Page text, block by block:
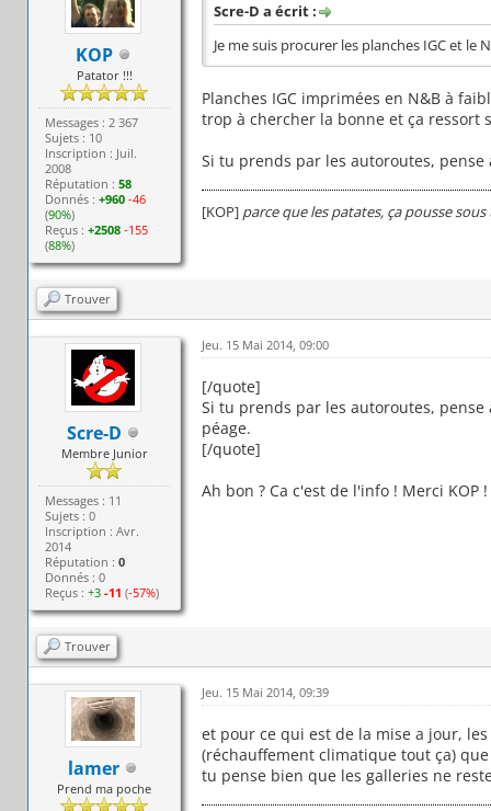
KOP
Patator !!!
Messages : 2 367
Sujets : 10
Inscription : Juil.
2008
Réputation :58
Donnés :+960 -46
(90%)
Reçus :+2508 -155
(88%)
Scre-D a écrit :
Je me suis procurer les planches IGC et
Planches IGC imprimées en N&B à
trop à chercher la bonne et ça ressort
Si tu prends par les autoroutes,
[KOP]parce que les patates, ça pousse sous
Trouver
Scre-D
Membre Junior
Messages : 11
Sujets : 0
Inscription : Avr.
2014
Réputation :0
Donnés : 0
Reçus :+3 -11 (-57%)
Jeu. 15 Mai 2014, 09:00
[/quote]
Si tu prends par les autoroutes,
péage.
[/quote]
Ah bon ? Ca c'est de l'info ! Merci KOP !
Trouver
lamer
Prend ma poche
Jeu. 15 Mai 2014, 09:39
et pour ce qui est de la mise a jour,
(réchauffement climatique tout ça)
tu pense bien que les galleries ne